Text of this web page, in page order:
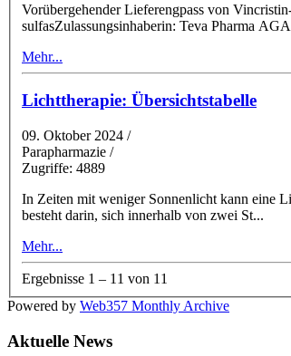
Vorübergehender Lieferengpass von Vincristin-Teva Präparat: Vincristin Teva, InjektionslösungZulassungsnummer:
sulfasZulassungsinhaberin: Teva Pharma
Mehr...
Lichttherapie: Übersichtstabelle
09. Oktober 2024 /
Parapharmazie /
Zugriffe: 4889
In Zeiten mit weniger Sonnenlicht kann eine
besteht darin, sich innerhalb von zwei St...
Mehr...
Ergebnisse 1 – 11 von 11
Powered by Web357 Monthly Archive
Aktuelle News